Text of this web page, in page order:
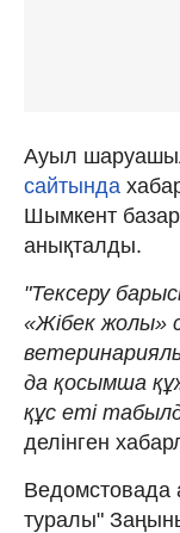
Ауыл
сайтында
Шымкент
анықталды.
"Тексеру
«Жібек жолы»
да қосымша
құс еті
делінген
Ведомстовада
туралы"